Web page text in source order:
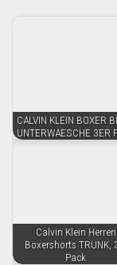
CALVIN KLEIN BOXER
UNTERWAESCHE 3ER
Calvin Klein Herren
Boxershorts TRUNK,
Pack